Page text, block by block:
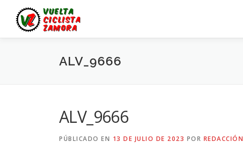
contenido
ALV_9666
ALV_9666
PÚBLICADO EN 13 DE JULIO DE 2023 POR REDACCIÓN